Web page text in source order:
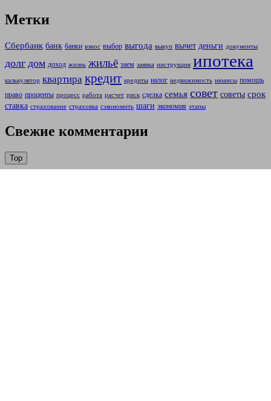
Метки
Сбербанк банк банки взнос выбор выгода выкуп вычет деньги документы
долг дом доход жизнь жильё заем заявка инструкция ипотека
калькулятор квартира кредит кредиты налог недвижимость нюансы помощь
право проценты процесс работа расчет риск сделка семья совет советы срок
ставка страхование страховка сэкономить шаги экономия этапы
Свежие комментарии
Top